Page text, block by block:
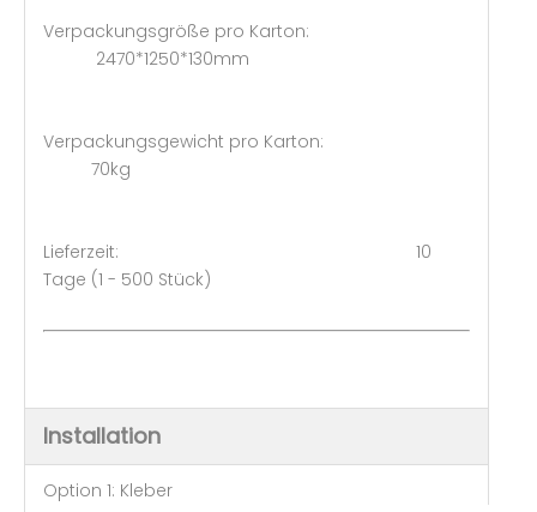
Verpackungsgröße pro Karton:
2470*1250*130mm
Verpackungsgewicht pro Karton:
70kg
Lieferzeit: 10
Tage (1 - 500 Stück)
Installation
Option 1: Kleber